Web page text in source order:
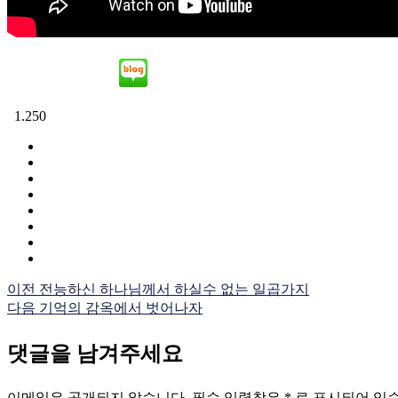
1.250
이전 전능하신 하나님께서 하실수 없는 일곱가지
다음 기억의 감옥에서 벗어나자
댓글을 남겨주세요